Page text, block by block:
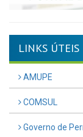
LINKS ÚTEIS
AMUPE
COMSUL
Governo de